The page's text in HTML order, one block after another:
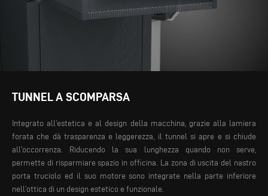
TUNNEL A SCOMPARSA
Integrato all’estetica e al design della macchina, grazie alla lamiera
forata che dà trasparenza e leggerezza, il tunnel si apre e si chiude
all’occorrenza. Riducendo la sua lunghezza quando non serve,
permette di risparmiare spazio in officina. La zona di uscita del nastro
porta truciolo ed il suo motore sono integrate nella parte inferiore
nell’ottica di un design estetico e funzionale.